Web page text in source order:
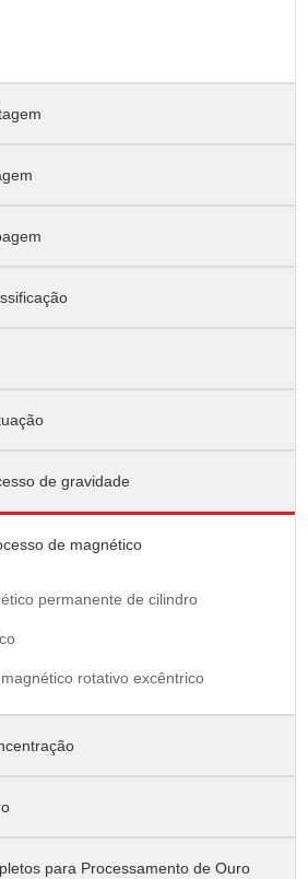
de gravidade
de magnético
permanente de cilindro
rotativo excêntrico
para Processamento de Ouro